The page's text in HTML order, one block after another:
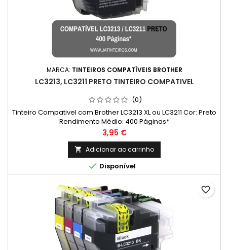
MARCA: TINTEIROS COMPATÍVEIS BROTHER
LC3213, LC3211 PRETO TINTEIRO COMPATIVEL
(0)
Tinteiro Compativel com Brother LC3213 XL ou LC3211 Cor: Preto
Rendimento Médio: 400 Páginas*
Preço
3,95 €
 Adicionar ao carrinho
 Disponível
favorite_border